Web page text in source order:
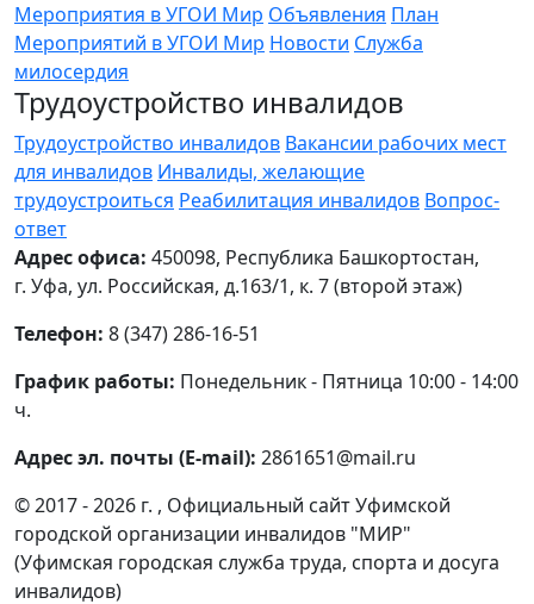
Мероприятия в УГОИ Мир Объявления План
Мероприятий в УГОИ Мир Новости Служба
милосердия
Трудоустройство инвалидов
Трудоустройство инвалидов Вакансии рабочих мест
для инвалидов Инвалиды, желающие
трудоустроиться Реабилитация инвалидов Вопрос-
ответ
Адрес офиса: 450098, Республика Башкортостан,
г. Уфа, ул. Российская, д.163/1, к. 7 (второй этаж)
Телефон: 8 (347) 286-16-51
График работы: Понедельник - Пятница 10:00 - 14:00
ч.
Адрес эл. почты (E-mail): 2861651@mail.ru
© 2017 - 2026 г. , Официальный сайт Уфимской
городской организации инвалидов "МИР"
(Уфимская городская служба труда, спорта и досуга
инвалидов)